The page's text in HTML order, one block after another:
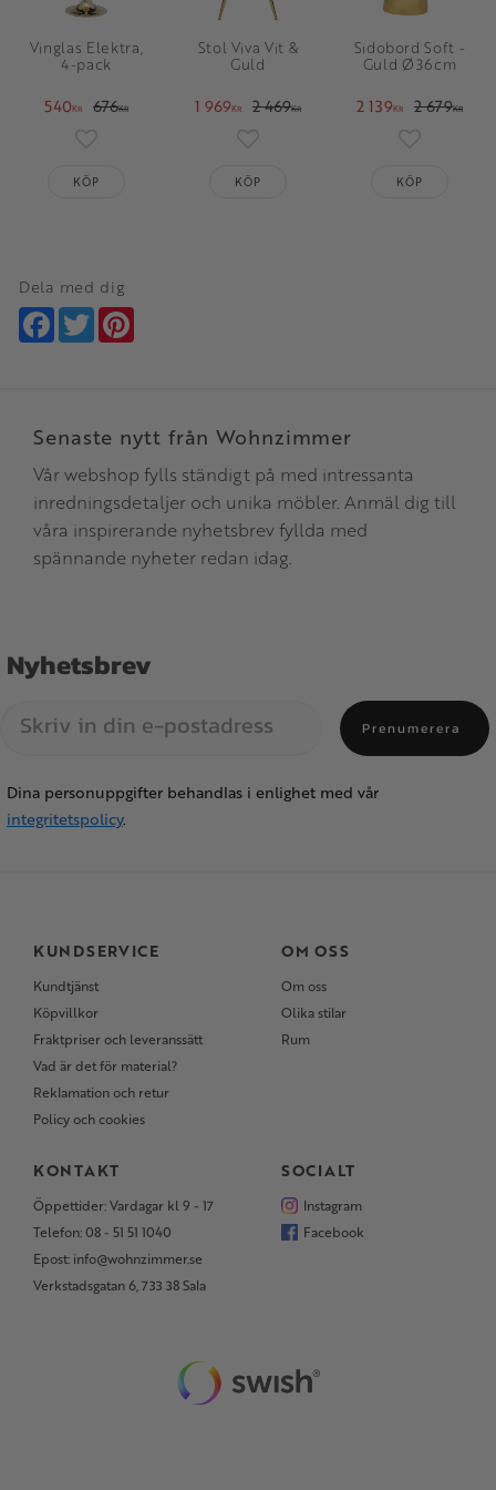
Vinglas Elektra,
4-pack
540KR 676KR
KÖP
Stol Viva Vit &
Guld
1 969KR 2 469KR
KÖP
Sidobord Soft -
Guld Ø36cm
2 139KR 2 679KR
KÖP
Dela med dig
Facebook
Twitter
Senaste nytt från Wohnzimmer
Vår webshop fylls ständigt på med intressanta
inredningsdetaljer och unika möbler. Anmäl dig till
våra inspirerande nyhetsbrev fyllda med
spännande nyheter redan idag.
Nyhetsbrev
Prenumerera
Dina personuppgifter behandlas i enlighet med vår
integritetspolicy.
KUNDSERVICE
Kundtjänst
Köpvillkor
Fraktpriser och leveranssätt
Vad är det för material?
Reklamation och retur
Policy och cookies
OM OSS
Om oss
Olika stilar
Rum
KONTAKT
Öppettider: Vardagar kl 9 - 17
Telefon: 08 - 51 51 1040
Epost: info@wohnzimmer.se
Verkstadsgatan 6, 733 38 Sala
SOCIALT
Instagram
Facebook